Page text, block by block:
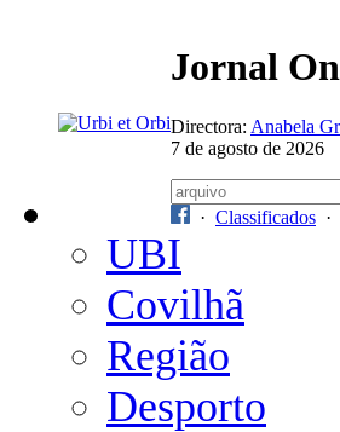
Jornal
Directora: Anabela
7 de agosto de 2026
· Classificados ·
UBI
Covilhã
Região
Desporto